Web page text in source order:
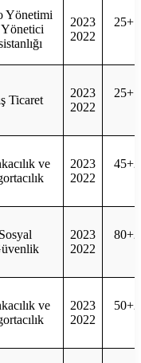
Yönetimi
2023
2022
Ticaret
2023
2022
ve
2023
2022
Sosyal
2023
2022
ve
2023
2022